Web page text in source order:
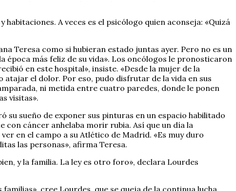
A veces es el psicólogo quien aconseja: «Quizá
Teresa como si hubieran estado juntas ayer. Pero no es un
época más feliz de su vida». Los oncólogos le pronosticaron
en este hospital», insiste. «Desde la mujer de la
el dolor. Por eso, pudo disfrutar de la vida en sus
ni metida entre cuatro paredes, donde le ponen
visitas».
su sueño de exponer sus pinturas en un espacio habilitado
cáncer anhelaba morir rubia. Así que un día la
en el campo a su Atlético de Madrid. «Es muy duro
las personas», afirma Teresa.
y la familia. La ley es otro foro», declara Lourdes
cree Lourdes, que se queja de la continua lucha